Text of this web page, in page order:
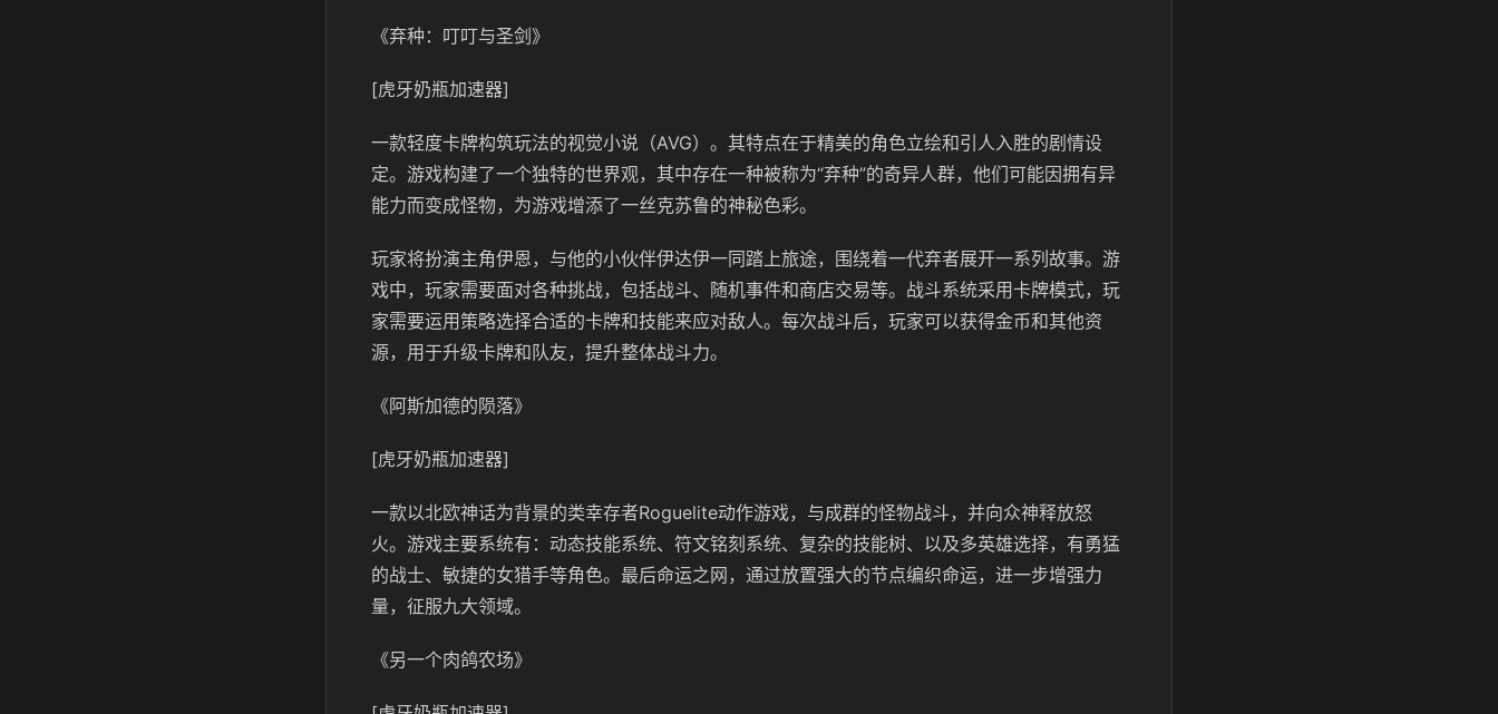
《弃种：叮叮与圣剑》
[虎牙奶瓶加速器]
一款轻度卡牌构筑玩法的视觉小说（AVG）。其特点在于精美的角色立绘和引人入胜的剧情设
定。游戏构建了一个独特的世界观，其中存在一种被称为“弃种”的奇异人群，他们可能因拥有异
能力而变成怪物，为游戏增添了一丝克苏鲁的神秘色彩。
玩家将扮演主角伊恩，与他的小伙伴伊达伊一同踏上旅途，围绕着一代弃者展开一系列故事。游
戏中，玩家需要面对各种挑战，包括战斗、随机事件和商店交易等。战斗系统采用卡牌模式，玩
家需要运用策略选择合适的卡牌和技能来应对敌人。每次战斗后，玩家可以获得金币和其他资
源，用于升级卡牌和队友，提升整体战斗力。
《阿斯加德的陨落》
[虎牙奶瓶加速器]
一款以北欧神话为背景的类幸存者Roguelite动作游戏，与成群的怪物战斗，并向众神释放怒
火。游戏主要系统有：动态技能系统、符文铭刻系统、复杂的技能树、以及多英雄选择，有勇猛
的战士、敏捷的女猎手等角色。最后命运之网，通过放置强大的节点编织命运，进一步增强力
量，征服九大领域。
《另一个肉鸽农场》